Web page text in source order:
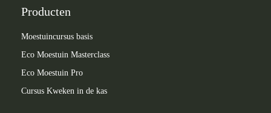
Producten
Moestuincursus basis
Eco Moestuin Masterclass
Eco Moestuin Pro
Cursus Kweken in de kas